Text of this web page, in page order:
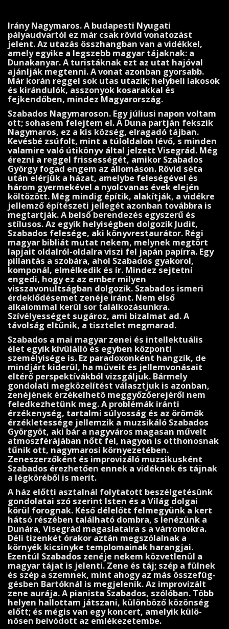
Irány Nagymaros. A budapesti Nyugati
pályaudvartól ez már csak rövid vonatozást
jelent. Az utazás össz­hangban van a vidékkel,
amely egyike a legszebb magyar tájaknak: a
Dunakanyar. A turistáknak ezt az utat ha­jóval
ajánlják megtenni. A vonat azonban gyorsabb.
Már korán reggel sok utas utazik; helybeli lakosok
és kirándulók, asszonyok kosarakkal és
fejkendőben, mindez Magyarország.
Szabados Nagymaroson. Egy júliusi napon voltam
ott; sohasem felejtem el. A Duna partján fekszik
Nagymaros, ez a kis község, elragadó tájban.
Kevésbé zsúfolt, mint a túl­oldalon lévő, s minden
valamire való útikönyv által jelzett Visegrád. Még
érezni a reggel frissességét, amikor Szabados
György fogad engem az állomáson. Rövid séta
után elérjük a házat, amelybe feleségével és
három gyer­mekével a nyolcvanas évek elején
költözött. Még min­dig építik, alakítják, a vidékre
jellemző építészeti jellegét azonban továbbra is
megtartják. A belső berendezés egyszerű és
stílusos. Az egyik helyiségben dolgozik Judit,
Szabados felesége, aki könyvrestaurátor. Régi
magyar bibliát mutat nekem, melynek megtört
lapjait oldalról-oldalra viszi fel japán papírra. Egy
pillantás a szobára, ahol Sza­ba­dos gyakorol,
komponál, elmélkedik és ír. Mindez sejtetni
engedi, hogy ez az ember milyen
visszavonultságban dolgozik. Szabados ismeri
érdeklődésemet zenéje iránt. Nem első
alkalommal kerül sor találkozásunkra.
Szívélyességet sugároz, ami bizalmat ad. A
távolság eltűnik, a tisztelet megmarad.
Szabados a mai magyar zenei és intellektuális
élet egyik kívülálló és egyben központi
személyisége is. Ez paradoxonként hangzik, de
mindjárt kiderül, ha mű­veit és jellem­vonásait
eltérő perspektí­vákból vizsgáljuk. Bármely
gondolati megközelítést választjuk is azonban,
zenéjének érzékelhetô meggyőző­erejéről nem
feledkezhetünk meg. A problémák iránti
érzékenység, tartalmi súlyosság és az örömök
érzékletessége jellemzik a muzsikáló Sza­bados
Györgyöt, aki bár a nagyváros magasan művelt
atmoszférájában nőtt fel, nagyon is otthonosnak
tűnik ott, nagymarosi környezetében.
Zeneszerzőként és improvizáló muzsikusként
Szabados érezhe­tően ennek a vidéknek és tájnak
a légköréből is merít.
A ház előtti asztalnál folytatott beszélgetésünk
gondolatai szó szerint Isten és a Világ dolgai
körül forognak. Késő délelőtt felmegyünk a kert
hátsó részé­ben található dombra, s lenézünk a
Dunára, Visegrád magaslataira s a várromokra.
Déli tizenkét órakor az­tán megszólalnak a
környék kicsinyke templomainak ha­rangjai.
Ezentúl Szabados zenéje nekem közvetlenül a
magyar tájat is jelenti. Zene és táj; szép a fül­nek
és szép a szemnek, mint ahogy az más összefüg­
gésben Bartóknál is megjelenik. Az improvizált
zene aurája. A pianista Szabados, szólóban. Több
helyen hallottam játszani, különböző közönség
előtt; és mégis van egy koncert, amelyik külö­
nösen beivódott az emlé­kezetembe.